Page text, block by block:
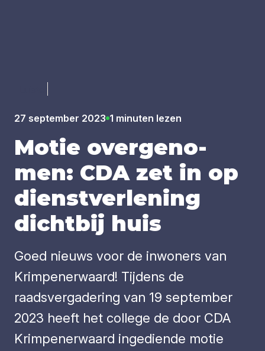
27 september 2023 1 minuten lezen
Motie over­ge­no­
men: CDAzet in op
dienst­ver­le­ning
dicht­bij huis
Goed nieuws voor de inwoners van
Krimpenerwaard! Tijdens de
raadsvergadering van 19 september
2023 heeft het college de door CDA
Krimpenerwaard ingediende motie